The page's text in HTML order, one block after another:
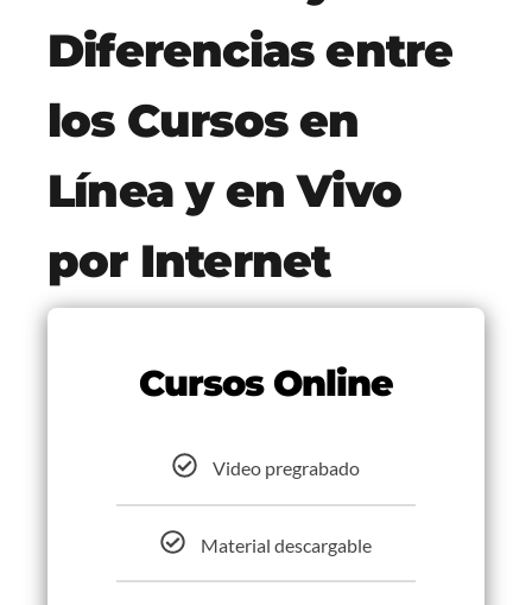
Diferencias entre
los Cursos en
Línea y en Vivo
por Internet
Cursos Online
Video pregrabado
Material descargable